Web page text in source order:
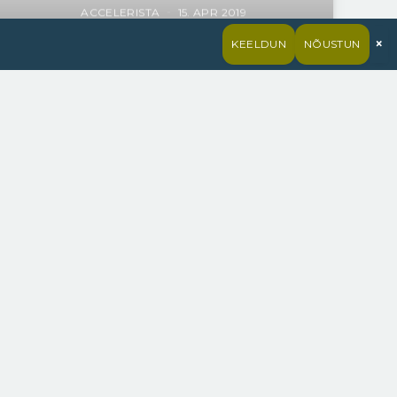
ACCELERISTA 15. APR 2019
KEELDUN NÕUSTUN ×